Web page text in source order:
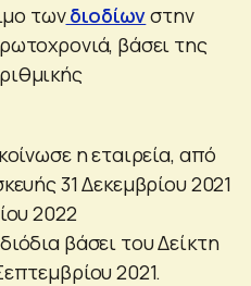
τωνδιοδίωνστην
βάσει της
η εταιρεία, από
31 Δεκεμβρίου 2021
2022
βάσει του Δείκτη
2021.